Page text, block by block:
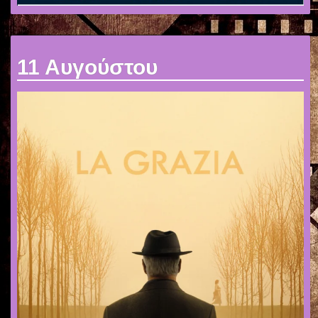
11 Αυγούστου